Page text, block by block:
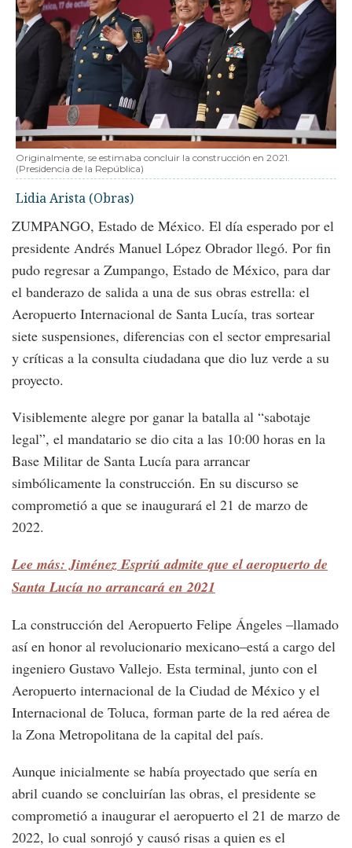
Originalmente, se estimaba concluir la construcción en 2021.
(Presidencia de la República)
Lidia Arista (Obras)
ZUMPANGO, Estado de México. El día esperado por el
presidente Andrés Manuel López Obrador llegó. Por fin
pudo regresar a Zumpango, Estado de México, para dar
el banderazo de salida a una de sus obras estrella: el
Aeropuerto Internacional de Santa Lucía, tras sortear
siete suspensiones, diferencias con el sector empresarial
y críticas a la consulta ciudadana que dio luz verde a su
proyecto.
Visiblemente alegre por ganar la batalla al “sabotaje
legal”, el mandatario se dio cita a las 10:00 horas en la
Base Militar de Santa Lucía para arrancar
simbólicamente la construcción. En su discurso se
comprometió a que se inaugurará el 21 de marzo de
2022.
Lee más: Jiménez Espriú admite que el aeropuerto de
Santa Lucía no arrancará en 2021
La construcción del Aeropuerto Felipe Ángeles –llamado
así en honor al revolucionario mexicano–está a cargo del
ingeniero Gustavo Vallejo. Esta terminal, junto con el
Aeropuerto internacional de la Ciudad de México y el
Internacional de Toluca, forman parte de la red aérea de
la Zona Metropolitana de la capital del país.
Aunque inicialmente se había proyectado que sería en
abril cuando se concluirían las obras, el presidente se
comprometió a inaugurar el aeropuerto el 21 de marzo de
2022, lo cual sonrojó y causó risas a quien es el